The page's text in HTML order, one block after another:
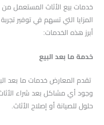
خدمات بيع الأثاث المستعمل
المزايا التي تسهم في توفير
أبرز هذه الخدمات:
خدمة ما بعد البيع
تقدم المعارض خدمات ما بعد
وجود أي مشاكل بعد شراء
حلول للصيانة أو إصلاح الأثاث.